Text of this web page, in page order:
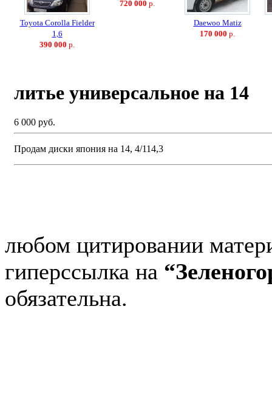
Toyota Corolla Fielder
1,6
390 000 р.
720 000 р.
Daewoo Matiz
170 000 р.
литье универсальное на 14
6 000 руб.
Продам диски япония на 14, 4/114,3
любом цитировании
гиперссылка на
обязательна.